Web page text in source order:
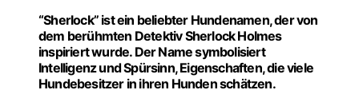
“Sherlock” ist ein beliebter Hundenamen, der von
dem berühmten Detektiv Sherlock Holmes
inspiriert wurde. Der Name symbolisiert
Intelligenz und Spürsinn, Eigenschaften, die viele
Hundebesitzer in ihren Hunden schätzen.